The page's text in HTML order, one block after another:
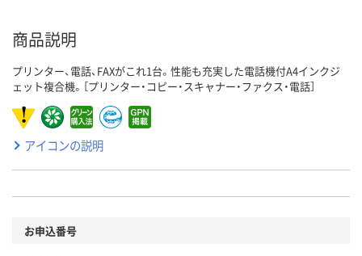
商品説明
プリンター、電話、FAXがこれ1台。性能も充実した電話機付A4インクジ
ェット複合機。［プリンター・コピー・スキャナー・ファクス・電話］
アイコンの説明
お申込番号